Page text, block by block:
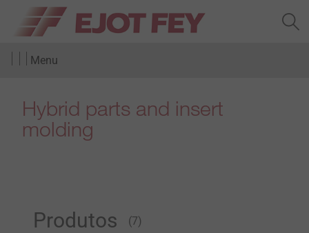
Menu
Hybrid parts and insert
molding
Produtos (7)